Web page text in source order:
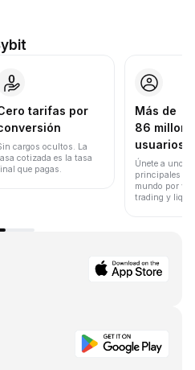
tarifas por
cargos ocultos. La
cotizada es la tasa
que pagas.
Más de
86
usuarios
Únete a uno
principales
mundo por
trading y